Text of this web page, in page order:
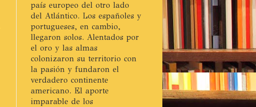
país europeo del otro lado
del Atlántico. Los españoles y
portugueses, en cambio,
llegaron solos. Alentados por
el oro y las almas
colonizaron su territorio con
la pasión y fundaron el
verdadero continente
americano. El aporte
imparable de los